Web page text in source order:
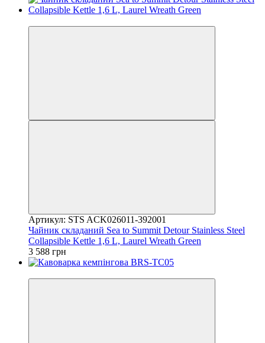
Артикул: STS ACK026011-392001
Чайник складаний Sea to Summit Detour Stainless Steel
Collapsible Kettle 1,6 L, Laurel Wreath Green
3 588 грн